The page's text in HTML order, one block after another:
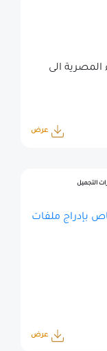
الى
عرض
التجميل
بإدراج ملفات
عرض